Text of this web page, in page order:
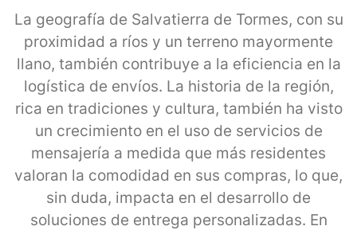
La geografía de Salvatierra de Tormes, con su
proximidad a ríos y un terreno mayormente
llano, también contribuye a la eficiencia en la
logística de envíos. La historia de la región,
rica en tradiciones y cultura, también ha visto
un crecimiento en el uso de servicios de
mensajería a medida que más residentes
valoran la comodidad en sus compras, lo que,
sin duda, impacta en el desarrollo de
soluciones de entrega personalizadas. En